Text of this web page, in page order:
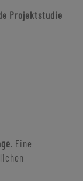
Projektstudie
. Eine